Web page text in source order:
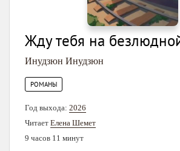
Жду тебя на
Инудзюн Инудзюн
РОМАНЫ
Год выхода: 2026
Читает Елена Шемет
9 часов 11 минут